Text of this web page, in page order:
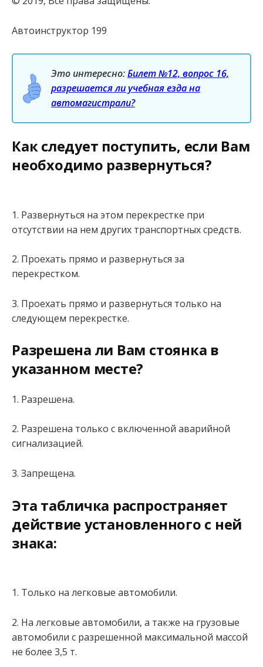
Автоинструктор 199
Это интересно:Билет №12, вопрос 16,
разрешается ли учебная езда на
автомагистрали?
Как следует поступить, если Вам
необходимо развернуться?
1. Развернуться на этом перекрестке при
отсутствии на нем других транспортных средств.
2. Проехать прямо и развернуться за
перекрестком.
3. Проехать прямо и развернуться только на
следующем перекрестке.
Разрешена ли Вам стоянка в
указанном месте?
1. Разрешена.
2. Разрешена только с включенной аварийной
сигнализацией.
3. Запрещена.
Эта табличка распространяет
действие установленного с ней
знака:
1. Только на легковые автомобили.
2. На легковые автомобили, а также на грузовые
автомобили с разрешенной максимальной массой
не более 3,5 т.